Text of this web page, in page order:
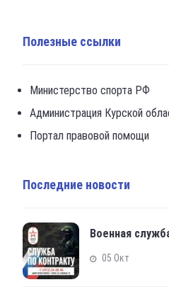
Полезные ссылки
Министерство спорта РФ
Администрация Курской
Портал правовой помощи
Последние новости
Военная
05 Окт